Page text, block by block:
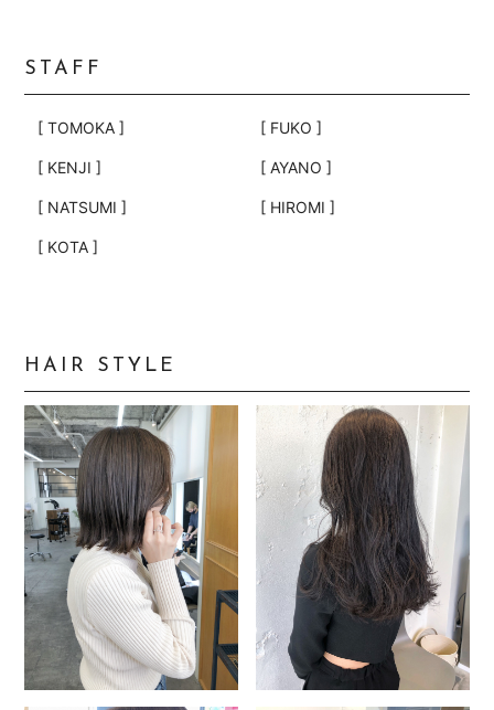
STAFF
[ TOMOKA ] [ FUKO ]
[ KENJI ] [ AYANO ]
[ NATSUMI ] [ HIROMI ]
[ KOTA ]
HAIR STYLE